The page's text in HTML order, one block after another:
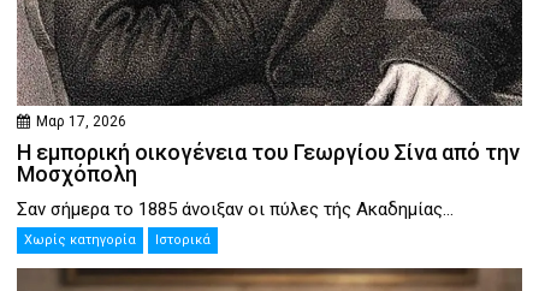
Μαρ 17, 2026
Η εμπορική οικογένεια του Γεωργίου Σίνα από την
Μοσχόπολη
Σαν σήμερα το 1885 άνοιξαν οι πύλες τής Ακαδημίας...
Χωρίς κατηγορία Ιστορικά